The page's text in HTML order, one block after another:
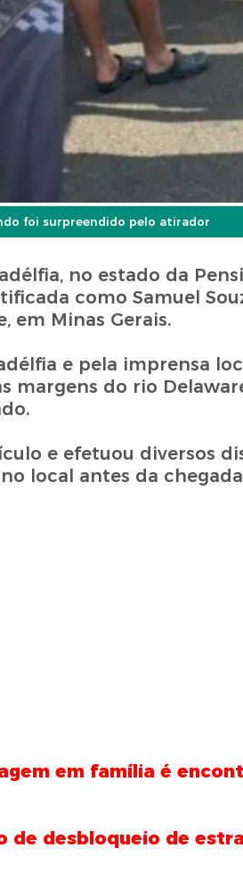
foi surpreendido pelo atirador
no estado da
como Samuel
em Minas Gerais.
e pela imprensa
margens do rio
e efetuou diversos
local antes da
em família é
desbloqueio de